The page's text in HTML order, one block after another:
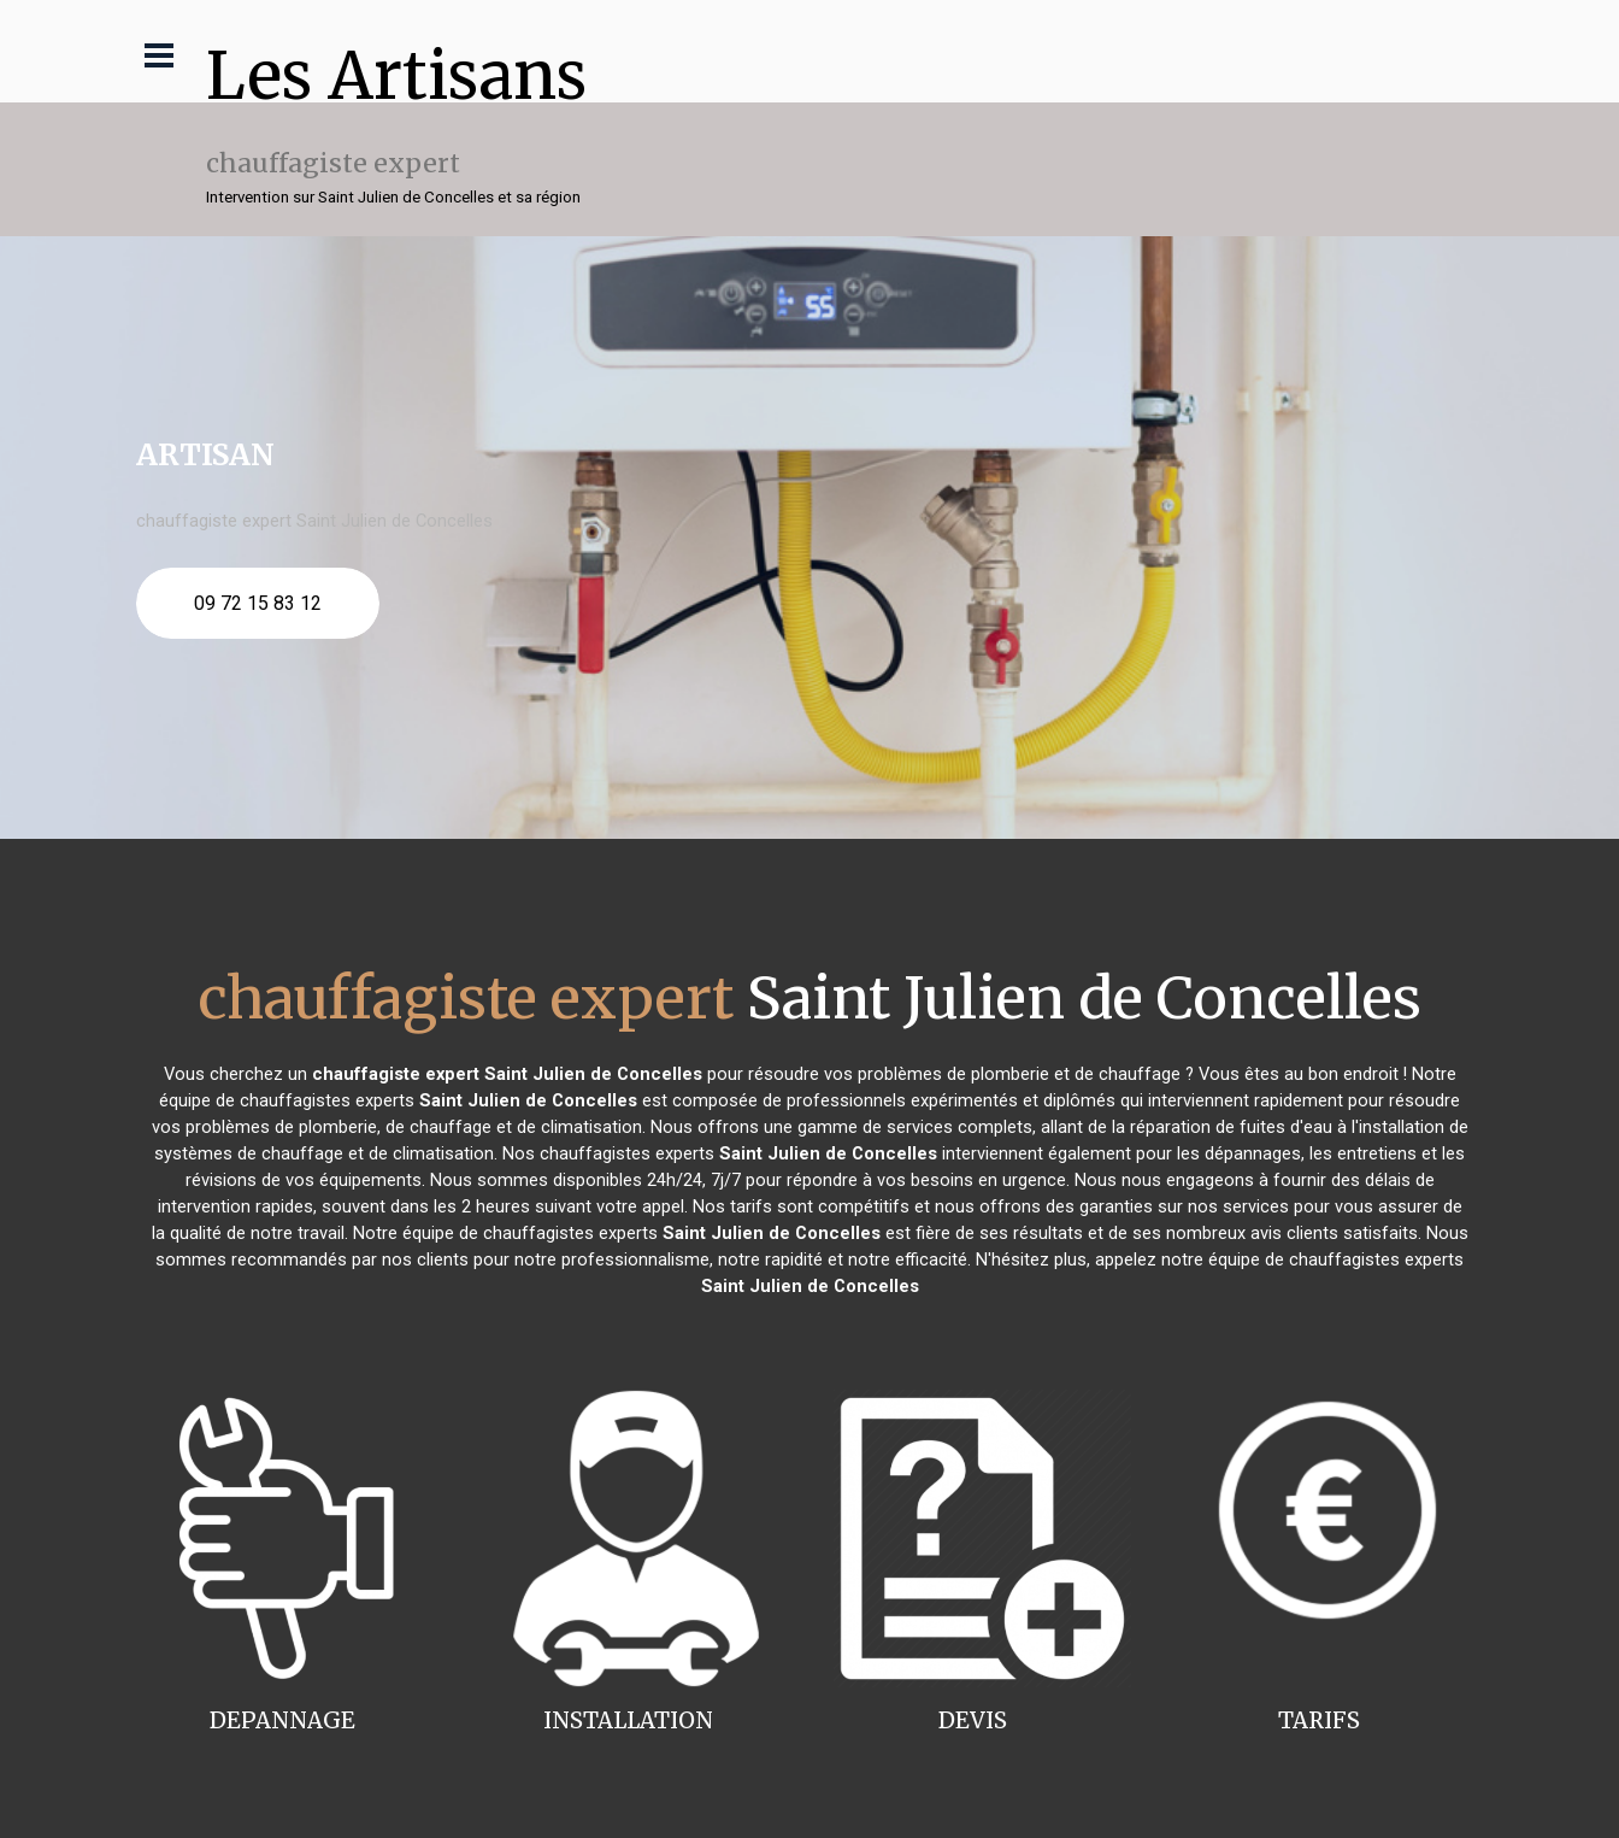
Les Artisans
chauffagiste expert
Intervention sur Saint Julien de Concelles et sa région
ARTISAN
chauffagiste expert Saint Julien de Concelles
09 72 15 83 12
chauffagiste expert Saint Julien de Concelles
Vous cherchez un chauffagiste expert Saint Julien de Concellespour résoudre vos problèmes de plomberie et de chauffage ? Vous êtes au bon endroit ! Notre
équipe de chauffagistes experts Saint Julien de Concelles est composée de professionnels expérimentés et diplômés qui interviennent rapidement pour résoudre
vos problèmes de plomberie, de chauffage et de climatisation. Nous offrons une gamme de services complets, allant de la réparation de fuites d'eau à l'installation de
systèmes de chauffage et de climatisation. Nos chauffagistes experts Saint Julien de Concelles interviennent également pour les dépannages, les entretiens et les
révisions de vos équipements. Nous sommes disponibles 24h/24, 7j/7 pour répondre à vos besoins en urgence. Nous nous engageons à fournir des délais de
intervention rapides, souvent dans les 2 heures suivant votre appel. Nos tarifs sont compétitifs et nous offrons des garanties sur nos services pour vous assurer de
la qualité de notre travail. Notre équipe de chauffagistes experts Saint Julien de Concellesest fière de ses résultats et de ses nombreux avis clients satisfaits. Nous
sommes recommandés par nos clients pour notre professionnalisme, notre rapidité et notre efficacité. N'hésitez plus, appelez notre équipe de chauffagistes experts
Saint Julien de Concelles
INSTALLATION
DEPANNAGE TARIFS
DEVIS